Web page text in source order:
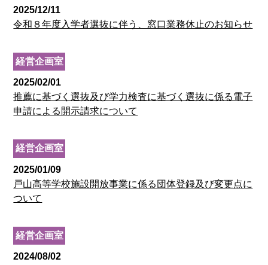
2025/12/11
令和８年度入学者選抜に伴う、窓口業務休止のお知らせ
経営企画室
2025/02/01
推薦に基づく選抜及び学力検査に基づく選抜に係る電子
申請による開示請求について
経営企画室
2025/01/09
戸山高等学校施設開放事業に係る団体登録及び変更点に
ついて
経営企画室
2024/08/02